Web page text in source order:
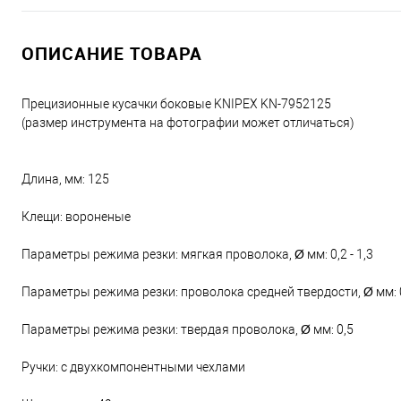
ОПИСАНИЕ ТОВАРА
Прецизионные кусачки боковые KNIPEX KN-7952125
(размер инструмента на фотографии может отличаться)
Длина, мм: 125
Клещи: вороненые
Параметры режима резки: мягкая проволока, Ø мм: 0,2 - 1,3
Параметры режима резки: проволока средней твердости, Ø мм:
Параметры режима резки: твердая проволока, Ø мм: 0,5
Ручки: с двухкомпонентными чехлами